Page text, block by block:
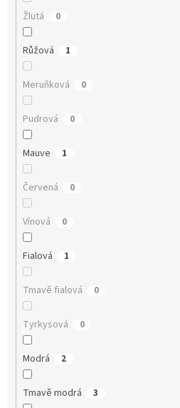
Žlutá 0
Růžová 1
Meruňková 0
Pudrová 0
Mauve 1
Červená 0
Vínová 0
Fialová 1
Tmavě fialová 0
Tyrkysová 0
Modrá 2
Tmavě modrá 3